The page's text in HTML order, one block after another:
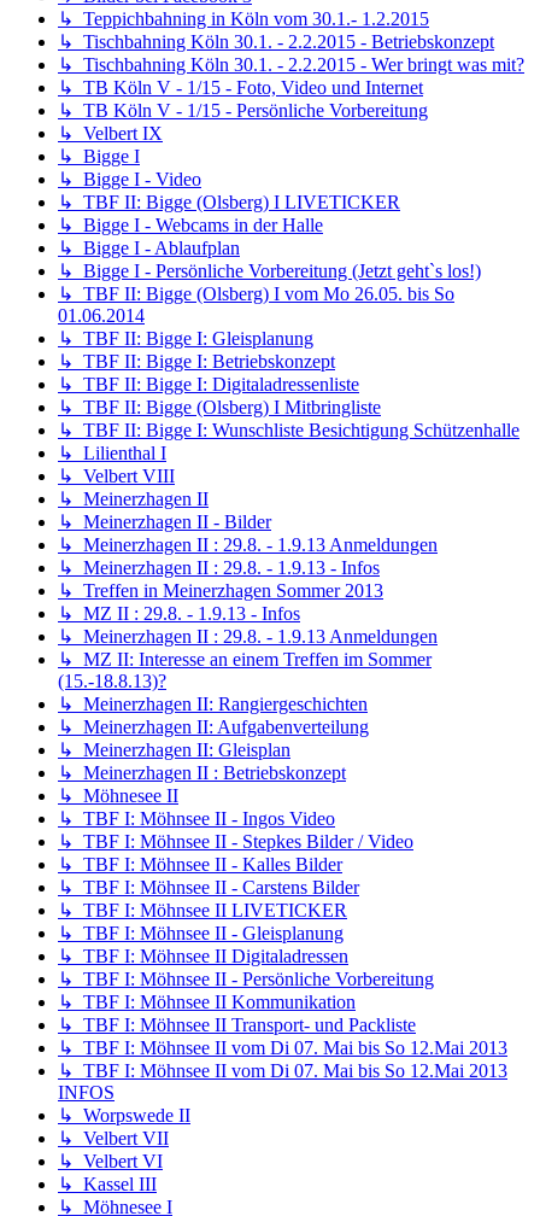
↳ Teppichbahning in Köln vom 30.1.- 1.2.2015
↳ Tischbahning Köln 30.1. - 2.2.2015 - Betriebskonzept
↳ Tischbahning Köln 30.1. - 2.2.2015 - Wer bringt was mit?
↳ TB Köln V - 1/15 - Foto, Video und Internet
↳ TB Köln V - 1/15 - Persönliche Vorbereitung
↳ Velbert IX
↳ Bigge I
↳ Bigge I - Video
↳ TBF II: Bigge (Olsberg) I LIVETICKER
↳ Bigge I - Webcams in der Halle
↳ Bigge I - Ablaufplan
↳ Bigge I - Persönliche Vorbereitung (Jetzt geht`s los!)
↳ TBF II: Bigge (Olsberg) I vom Mo 26.05. bis So
01.06.2014
↳ TBF II: Bigge I: Gleisplanung
↳ TBF II: Bigge I: Betriebskonzept
↳ TBF II: Bigge I: Digitaladressenliste
↳ TBF II: Bigge (Olsberg) I Mitbringliste
↳ TBF II: Bigge I: Wunschliste Besichtigung Schützenhalle
↳ Lilienthal I
↳ Velbert VIII
↳ Meinerzhagen II
↳ Meinerzhagen II - Bilder
↳ Meinerzhagen II : 29.8. - 1.9.13 Anmeldungen
↳ Meinerzhagen II : 29.8. - 1.9.13 - Infos
↳ Treffen in Meinerzhagen Sommer 2013
↳ MZ II : 29.8. - 1.9.13 - Infos
↳ Meinerzhagen II : 29.8. - 1.9.13 Anmeldungen
↳ MZ II: Interesse an einem Treffen im Sommer
(15.-18.8.13)?
↳ Meinerzhagen II: Rangiergeschichten
↳ Meinerzhagen II: Aufgabenverteilung
↳ Meinerzhagen II: Gleisplan
↳ Meinerzhagen II : Betriebskonzept
↳ Möhnesee II
↳ TBF I: Möhnsee II - Ingos Video
↳ TBF I: Möhnsee II - Stepkes Bilder / Video
↳ TBF I: Möhnsee II - Kalles Bilder
↳ TBF I: Möhnsee II - Carstens Bilder
↳ TBF I: Möhnsee II LIVETICKER
↳ TBF I: Möhnsee II - Gleisplanung
↳ TBF I: Möhnsee II Digitaladressen
↳ TBF I: Möhnsee II - Persönliche Vorbereitung
↳ TBF I: Möhnsee II Kommunikation
↳ TBF I: Möhnsee II Transport- und Packliste
↳ TBF I: Möhnsee II vom Di 07. Mai bis So 12.Mai 2013
↳ TBF I: Möhnsee II vom Di 07. Mai bis So 12.Mai 2013
INFOS
↳ Worpswede II
↳ Velbert VII
↳ Velbert VI
↳ Kassel III
↳ Möhnesee I